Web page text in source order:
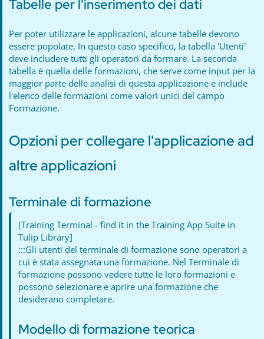
Tabelle per l'inserimento dei dati
Per poter utilizzare le applicazioni, alcune tabelle devono
essere popolate. In questo caso specifico, la tabella 'Utenti'
deve includere tutti gli operatori da formare. La seconda
tabella è quella delle formazioni, che serve come input per la
maggior parte delle analisi di questa applicazione e include
l'elenco delle formazioni come valori unici del campo
Formazione.
Opzioni per collegare l'applicazione ad
altre applicazioni
Terminale di formazione
[Training Terminal - find it in the Training App Suite in
Tulip Library]
:::Gli utenti del terminale di formazione sono operatori a
cui è stata assegnata una formazione. Nel Terminale di
formazione possono vedere tutte le loro formazioni e
possono selezionare e aprire una formazione che
desiderano completare.
Modello di formazione teorica